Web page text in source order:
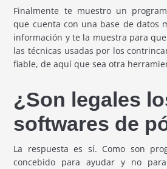
Finalmente te muestro un
que cuenta con una base de datos
información y te la muestra para
las técnicas usadas por los
fiable, de aquí que sea otra
¿Son legales
softwares de
La respuesta es sí. Como son
concebido para ayudar y no